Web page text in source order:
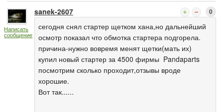
Написать
сообщение
sanek-2607 0
сегодня снял стартер щетком хана,но дальнейший
осмотр показал что обмотка стартера подгорела.
причина-нужно вовремя менят щетки(мать их)
купил новый стартер за 4500 фирмы Pandaparts
посмотрим сколько проходит,отзывы вроде
хорошие.
Вот так......